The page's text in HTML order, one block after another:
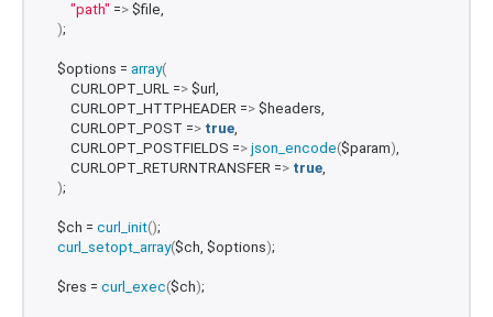
"path" => $file,
);
    $options =
array(
        CURLOPT_URL =
> $url,
        CURLOPT_HTTPHEADER =
> $headers,
        CURLOPT_POST =
> true,
        CURLOPT_POSTFIELDS =
> json_encode($param),
        CURLOPT_RETURNTRANSFER =
> true,
);
    $ch =
curl_init();
curl_setopt_array($ch, $options);
    $res =
curl_exec($ch);